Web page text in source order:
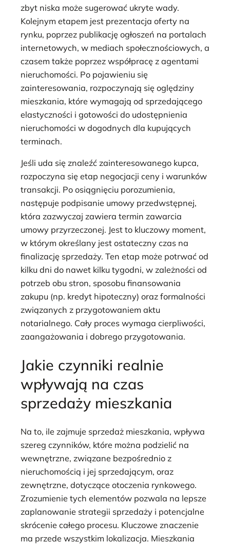
zbyt niska może sugerować ukryte wady.
Kolejnym etapem jest prezentacja oferty na
rynku, poprzez publikację ogłoszeń na portalach
internetowych, w mediach społecznościowych, a
czasem także poprzez współpracę z agentami
nieruchomości. Po pojawieniu się
zainteresowania, rozpoczynają się oględziny
mieszkania, które wymagają od sprzedającego
elastyczności i gotowości do udostępnienia
nieruchomości w dogodnych dla kupujących
terminach.
Jeśli uda się znaleźć zainteresowanego kupca,
rozpoczyna się etap negocjacji ceny i warunków
transakcji. Po osiągnięciu porozumienia,
następuje podpisanie umowy przedwstępnej,
która zazwyczaj zawiera termin zawarcia
umowy przyrzeczonej. Jest to kluczowy moment,
w którym określany jest ostateczny czas na
finalizację sprzedaży. Ten etap może potrwać od
kilku dni do nawet kilku tygodni, w zależności od
potrzeb obu stron, sposobu finansowania
zakupu (np. kredyt hipoteczny) oraz formalności
związanych z przygotowaniem aktu
notarialnego. Cały proces wymaga cierpliwości,
zaangażowania i dobrego przygotowania.
Jakie czynniki realnie
wpływają na czas
sprzedaży mieszkania
Na to, ile zajmuje sprzedaż mieszkania, wpływa
szereg czynników, które można podzielić na
wewnętrzne, związane bezpośrednio z
nieruchomością i jej sprzedającym, oraz
zewnętrzne, dotyczące otoczenia rynkowego.
Zrozumienie tych elementów pozwala na lepsze
zaplanowanie strategii sprzedaży i potencjalne
skrócenie całego procesu. Kluczowe znaczenie
ma przede wszystkim lokalizacja. Mieszkania